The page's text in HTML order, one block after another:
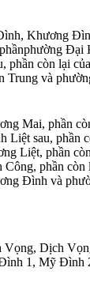
Khương
Đại
phần còn lại
Trung và
Mai, phần
Liệt sau, phần
Liệt, phần
phần còn
Đình và
Vọng, Dịch
1, Mỹ Đình